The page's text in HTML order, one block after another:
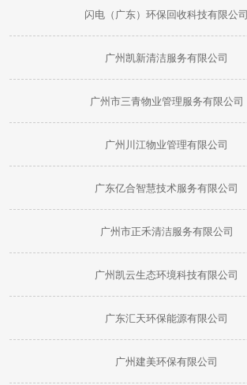
闪电（广东）环保回收科技有限公司
广州凯新清洁服务有限公司
广州市三青物业管理服务有限公司
广州川江物业管理有限公司
广东亿合智慧技术服务有限公司
广州市正禾清洁服务有限公司
广州凯云生态环境科技有限公司
广东汇天环保能源有限公司
广州建美环保有限公司